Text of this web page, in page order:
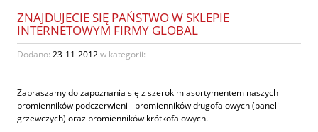
ZNAJDUJECIE SIĘ PAŃSTWO W SKLEPIE
INTERNETOWYM FIRMY GLOBAL
Dodano: 23-11-2012w kategorii: -
Zapraszamy do zapoznania się z szerokim asortymentem naszych
promienników podczerwieni - promienników długofalowych (paneli
grzewczych) oraz promienników krótkofalowych.